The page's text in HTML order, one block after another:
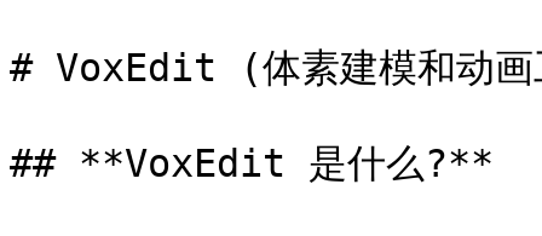
# VoxEdit (体素建模和动画
## **VoxEdit 是什么?**